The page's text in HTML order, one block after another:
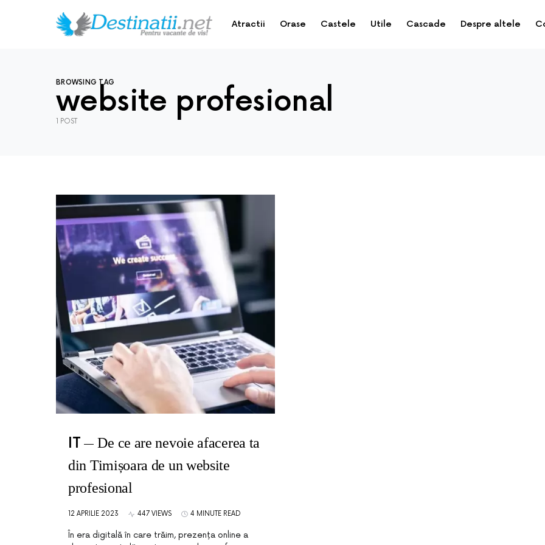
Atractii Orase Castele Utile Cascade Despre altele
BROWSING TAG
website profesional
1 POST
IT
De ce are nevoie afacerea ta
din Timișoara de un website
profesional
12 APRILIE 2023 447 VIEWS 4 MINUTE READ
În era digitală în care trăim, prezența online a